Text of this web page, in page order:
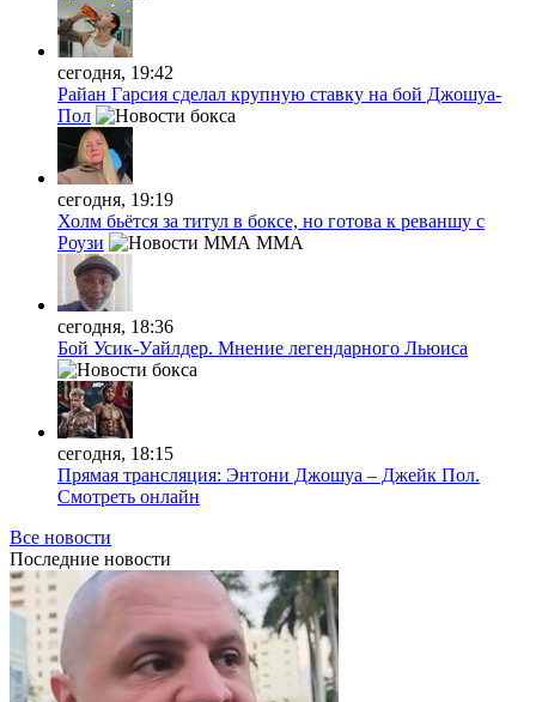
сегодня, 19:42
Райан Гарсия сделал крупную ставку на бой Джошуа-
Пол
сегодня, 19:19
Холм бьётся за титул в боксе, но готова к реваншу с
Роузи
MMA
сегодня, 18:36
Бой Усик-Уайлдер. Мнение легендарного Льюиса
сегодня, 18:15
Прямая трансляция: Энтони Джошуа – Джейк Пол.
Смотреть онлайн
Все новости
Последние новости